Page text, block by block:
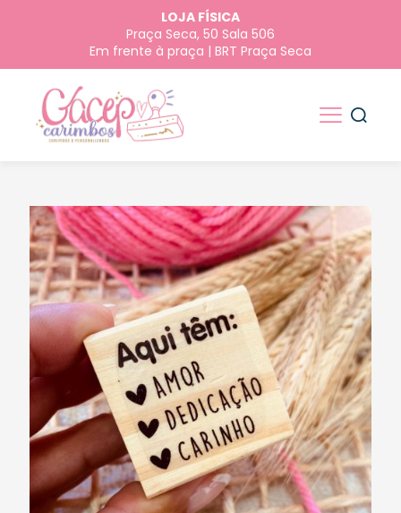
LOJA FÍSICA
Praça Seca, 50 Sala 506
Em frente à praça | BRT Praça Seca